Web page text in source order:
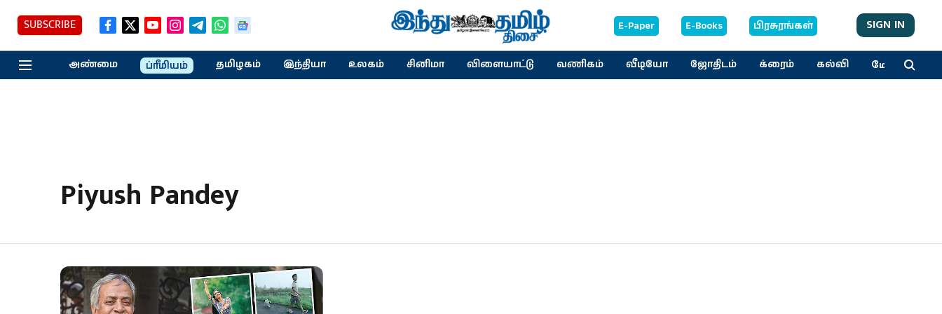
SUBSCRIBE E-Paper E-Books பிரசுரங்கள் SIGN IN
அண்மை ப்ரீமியம் தமிழகம் இந்தியா உலகம் சினிமா விளையாட்டு வணிகம் வீடியோ ஜோதிடம் க்ரைம் கல்வி மேலும்
Piyush Pandey